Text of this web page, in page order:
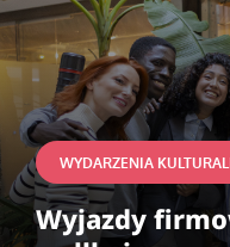
WYDARZENIA
Wyjazdy